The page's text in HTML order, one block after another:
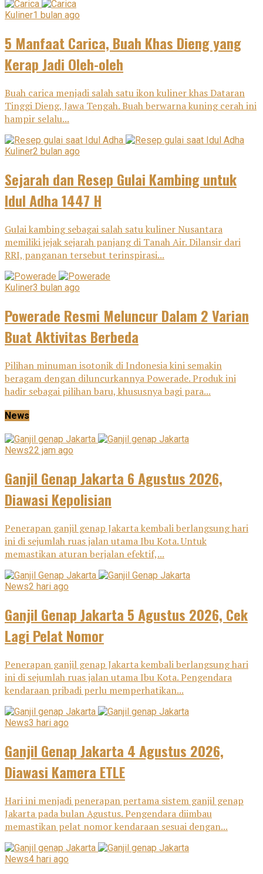
Kuliner1 bulan ago
5 Manfaat Carica, Buah Khas Dieng yang
Kerap Jadi Oleh-oleh
Buah carica menjadi salah satu ikon kuliner khas Dataran
Tinggi Dieng, Jawa Tengah. Buah berwarna kuning cerah ini
hampir selalu...
Kuliner2 bulan ago
Sejarah dan Resep Gulai Kambing untuk
Idul Adha 1447 H
Gulai kambing sebagai salah satu kuliner Nusantara
memiliki jejak sejarah panjang di Tanah Air. Dilansir dari
RRI, panganan tersebut terinspirasi...
Kuliner3 bulan ago
Powerade Resmi Meluncur Dalam 2 Varian
Buat Aktivitas Berbeda
Pilihan minuman isotonik di Indonesia kini semakin
beragam dengan diluncurkannya Powerade. Produk ini
hadir sebagai pilihan baru, khususnya bagi para...
News
News22 jam ago
Ganjil Genap Jakarta 6 Agustus 2026,
Diawasi Kepolisian
Penerapan ganjil genap Jakarta kembali berlangsung hari
ini di sejumlah ruas jalan utama Ibu Kota. Untuk
memastikan aturan berjalan efektif,...
News2 hari ago
Ganjil Genap Jakarta 5 Agustus 2026, Cek
Lagi Pelat Nomor
Penerapan ganjil genap Jakarta kembali berlangsung hari
ini di sejumlah ruas jalan utama Ibu Kota. Pengendara
kendaraan pribadi perlu memperhatikan...
News3 hari ago
Ganjil Genap Jakarta 4 Agustus 2026,
Diawasi Kamera ETLE
Hari ini menjadi penerapan pertama sistem ganjil genap
Jakarta pada bulan Agustus. Pengendara diimbau
memastikan pelat nomor kendaraan sesuai dengan...
News4 hari ago